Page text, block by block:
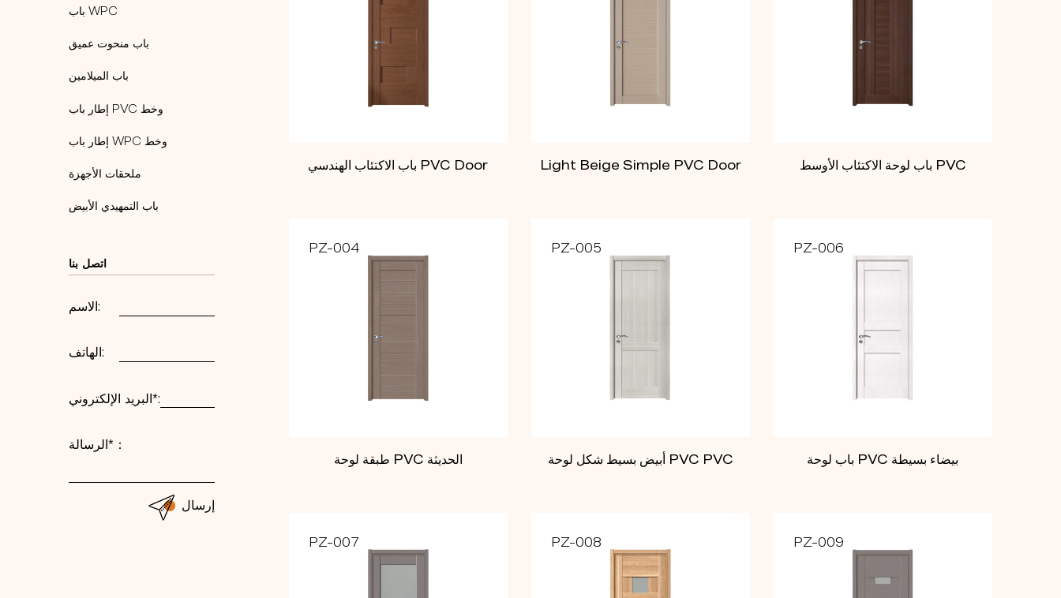
باب WPC
باب منحوت عميق
باب الميلامين
إطار باب PVC وخط
إطار باب WPC وخط
ملحقات الأجهزة
باب التمهيدي الأبيض
اتصل بنا
الاسم:
الهاتف:
البريد الإلكتروني*:
الرسالة*：
إرسال
باب الاكتئاب الهندسي PVC Door Light Beige Simple PVC Door باب لوحة الاكتئاب الأوسط PVC
PZ-004
طبقة لوحة PVC الحديثة
PZ-005
أبيض بسيط شكل لوحة PVC PVC
PZ-006
باب لوحة PVC بيضاء بسيطة
PZ-007 PZ-008 PZ-009